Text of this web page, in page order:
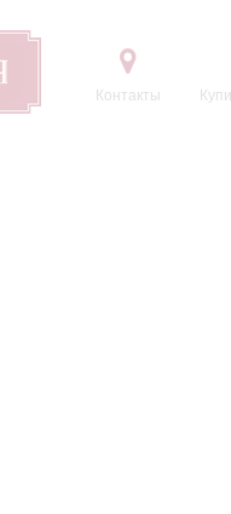
Контакты